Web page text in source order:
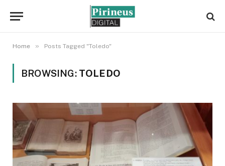
Home » Posts Tagged "Toledo"
BROWSING: TOLEDO